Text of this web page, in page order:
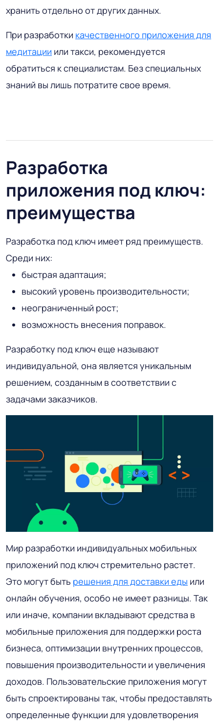
хранить отдельно от других данных.
При разработки качественного приложения для
медитации или такси, рекомендуется
обратиться к специалистам. Без специальных
знаний вы лишь потратите свое время.
Разработка
приложения под ключ:
преимущества
Разработка под ключ имеет ряд преимуществ.
Среди них:
быстрая адаптация;
высокий уровень производительности;
неограниченный рост;
возможность внесения поправок.
Разработку под ключ еще называют
индивидуальной, она является уникальным
решением, созданным в соответствии с
задачами заказчиков.
Мир разработки индивидуальных мобильных
приложений под ключ стремительно растет.
Это могут быть решения для доставки еды или
онлайн обучения, особо не имеет разницы. Так
или иначе, компании вкладывают средства в
мобильные приложения для поддержки роста
бизнеса, оптимизации внутренних процессов,
повышения производительности и увеличения
доходов. Пользовательские приложения могут
быть спроектированы так, чтобы предоставлять
определенные функции для удовлетворения